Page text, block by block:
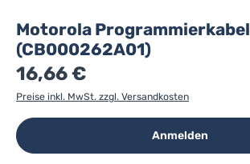
Motorola Programmierkabel
(CB000262A01)
16,66 €
Preise inkl. MwSt. zzgl. Versandkosten
Anmelden